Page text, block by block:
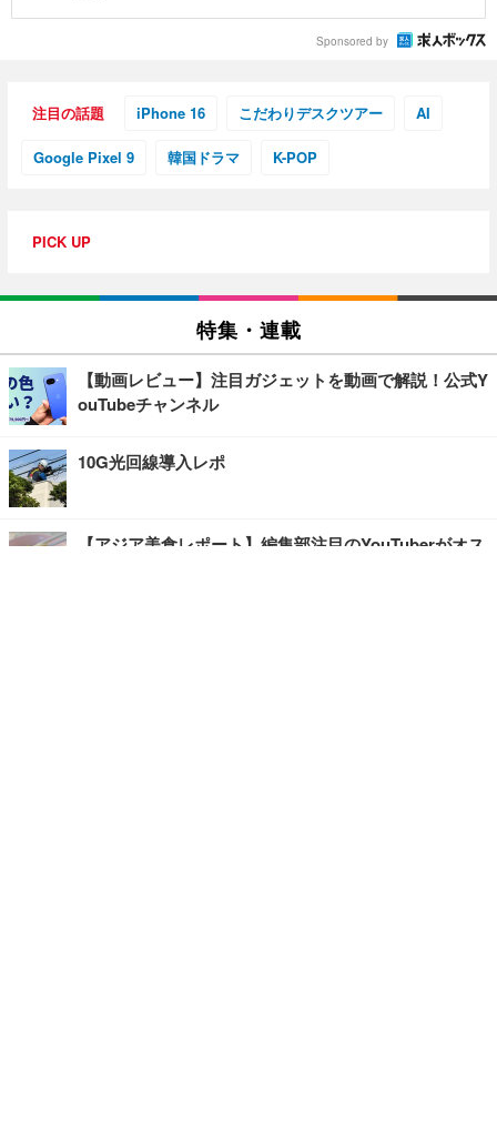
Sponsored by
注目の話題 iPhone 16 こだわりデスクツアー AI
Google Pixel 9 韓国ドラマ K-POP
PICK UP
特集・連載
【動画レビュー】注目ガジェットを動画で解説！公式Y
ouTubeチャンネル
10G光回線導入レポ
【アジア美食レポート】編集部注目のYouTuberがオス